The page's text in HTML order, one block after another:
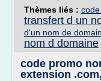
Thèmes liés :
transfert d un
d'un nom de
nom d domaine
code promo
extension